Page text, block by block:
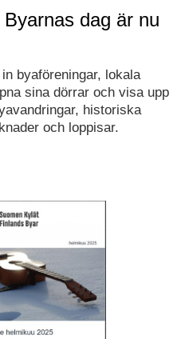
dag är nu
byaföreningar, lokala
sina dörrar och visa upp
historiska
och loppisar.